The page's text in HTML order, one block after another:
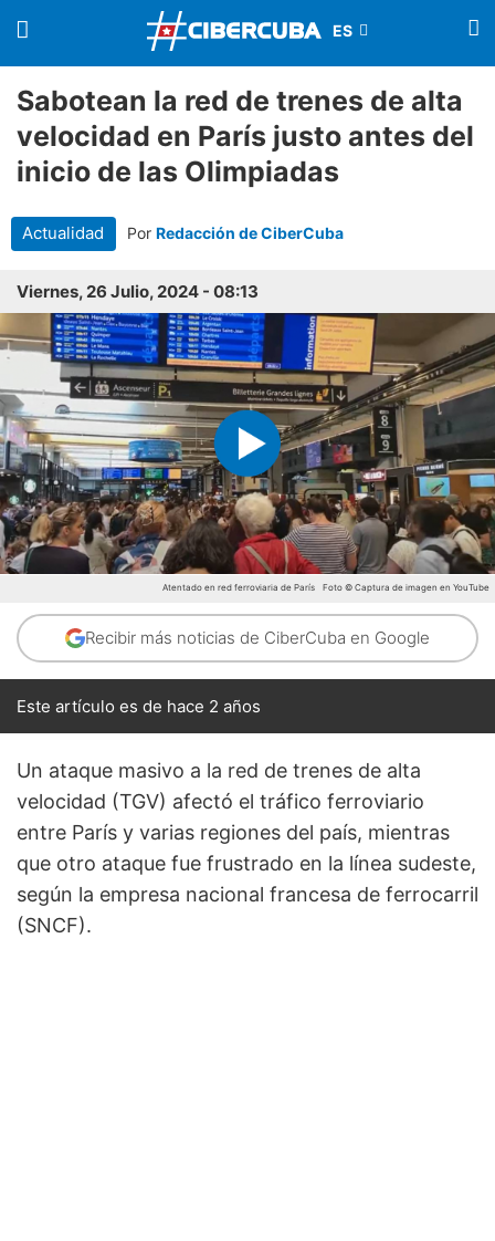
Sabotean la red de trenes de alta
velocidad en París justo antes del
inicio de las Olimpiadas
Actualidad Por Redacción de CiberCuba
Viernes, 26 Julio, 2024 - 08:13
Atentado en red ferroviaria de París Foto © Captura de imagen en YouTube
Recibir más noticias de CiberCuba en Google
Este artículo es de hace 2 años
Un ataque masivo a la red de trenes de alta
velocidad (TGV) afectó el tráfico ferroviario
entre París y varias regiones del país, mientras
que otro ataque fue frustrado en la línea sudeste,
según la empresa nacional francesa de ferrocarril
(SNCF).